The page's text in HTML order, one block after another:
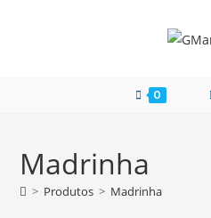
0
Madrinha
> Produtos > Madrinha